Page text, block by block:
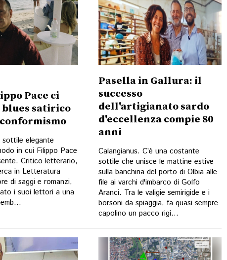
Pace ci
satirico
sottile elegante
in cui Filippo Pace
Critico letterario,
in Letteratura
di saggi e romanzi,
i suoi lettori a una
Pasella in Gallura: il
successo
dell'artigianato sardo
d'eccellenza compie 80
anni
Calangianus. C’è una costante
sottile che unisce le mattine estive
sulla banchina del porto di Olbia alle
file ai varchi d'imbarco di Golfo
Aranci. Tra le valigie semirigide e i
borsoni da spiaggia, fa quasi sempre
capolino un pacco rigi...